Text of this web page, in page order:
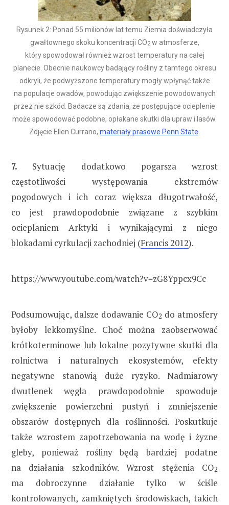
Rysunek 2: Ponad 55 milionów lat temu Ziemia doświadczyła
gwałtownego skoku koncentracji CO2w atmosferze,
który spowodował również wzrost temperatury na całej
planecie. Obecnie naukowcy badający rośliny z tamtego okresu
odkryli, że podwyższone temperatury mogły wpłynąć także
na populacje owadów, powodując zwiększenie powodowanych
przez nie szkód. Badacze są zdania, że postępujące ocieplenie
może spowodować podobne, opłakane skutki dla upraw i lasów.
Zdjęcie Ellen Currano, materiały prasowe Penn State.
7. Sytuację dodatkowo pogarsza wzrost
częstotliwości występowania ekstremów
pogodowych i ich coraz większa długotrwałość,
co jest prawdopodobnie związane z szybkim
ocieplaniem Arktyki i wynikającymi z niego
blokadami cyrkulacji zachodniej (Francis 2012).
https://www.youtube.com/watch?v=zG8Yppcx9Cc
Podsumowując, dalsze dodawanie CO2 do atmosfery
byłoby lekkomyślne. Choć można zaobserwować
krótkoterminowe lub lokalne pozytywne skutki dla
rolnictwa i naturalnych ekosystemów, efekty
negatywne stanowią duże ryzyko. Nadmiarowy
dwutlenek węgla prawdopodobnie spowoduje
zwiększenie powierzchni pustyń i zmniejszenie
obszarów dostępnych dla roślinności. Poskutkuje
także wzrostem zapotrzebowania na wodę i żyzne
gleby, ponieważ rośliny będą bardziej podatne
na działania szkodników. Wzrost stężenia CO2
ma dobroczynne działanie tylko w ściśle
kontrolowanych, zamkniętych środowiskach, takich